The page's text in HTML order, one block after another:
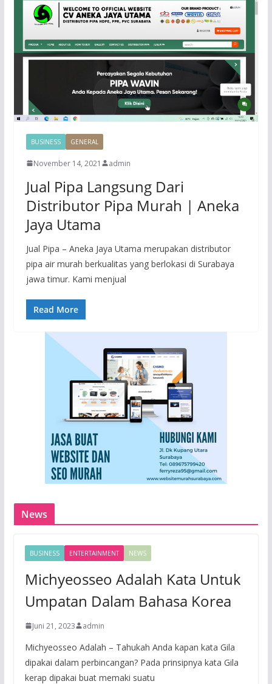
BUSINESS GENERAL
November 14, 2021 admin
Jual Pipa Langsung Dari
Distributor Pipa Murah | Aneka
Jaya Utama
Jual Pipa – Aneka Jaya Utama merupakan distributor
pipa air murah berkualitas yang berlokasi di Surabaya
jawa timur. Kami menjual
Read More
News
BUSINESS ENTERTAINMENT NEWS
Michyeosseo Adalah Kata Untuk
Umpatan Dalam Bahasa Korea
Juni 21, 2023 admin
Michyeosseo Adalah – Tahukah Anda kapan kata Gila
dipakai dalam perbincangan? Pada prinsipnya kata Gila
kerap dipakai buat memaki suatu